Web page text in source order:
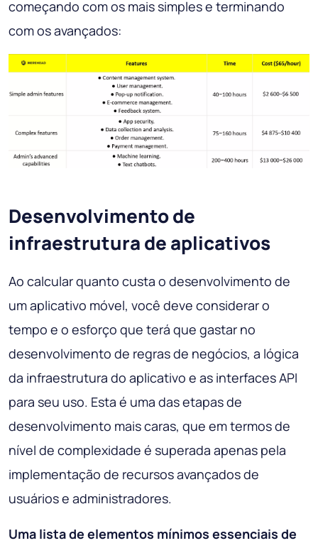
começando com os mais simples e terminando
com os avançados:
Desenvolvimento de
infraestrutura de aplicativos
Ao calcular quanto custa o desenvolvimento de
um aplicativo móvel, você deve considerar o
tempo e o esforço que terá que gastar no
desenvolvimento de regras de negócios, a lógica
da infraestrutura do aplicativo e as interfaces API
para seu uso. Esta é uma das etapas de
desenvolvimento mais caras, que em termos de
nível de complexidade é superada apenas pela
implementação de recursos avançados de
usuários e administradores.
Uma lista de elementos mínimos essenciais de